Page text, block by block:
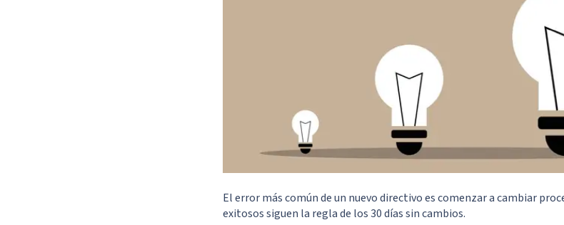
El error más común de un nuevo directivo es comenzar a cambiar
exitosos siguen la regla de los 30 días sin cambios.